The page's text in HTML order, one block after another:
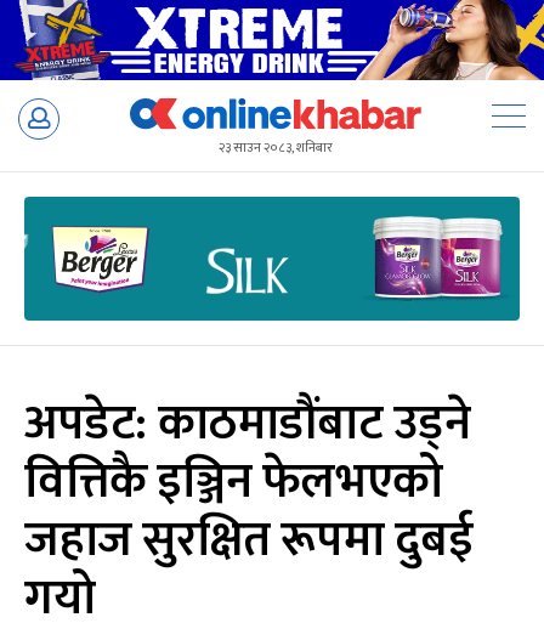
Skip
२३ साउन २०८३, शनिबार
अपडेट: काठमाडौंबाट उड्ने
वित्तिकै इञ्जिन फेलभएको
जहाज सुरक्षित रूपमा दुबई
गयो